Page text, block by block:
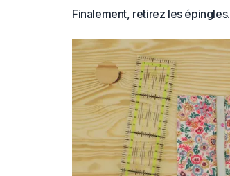
Finalement, retirez les épingles.